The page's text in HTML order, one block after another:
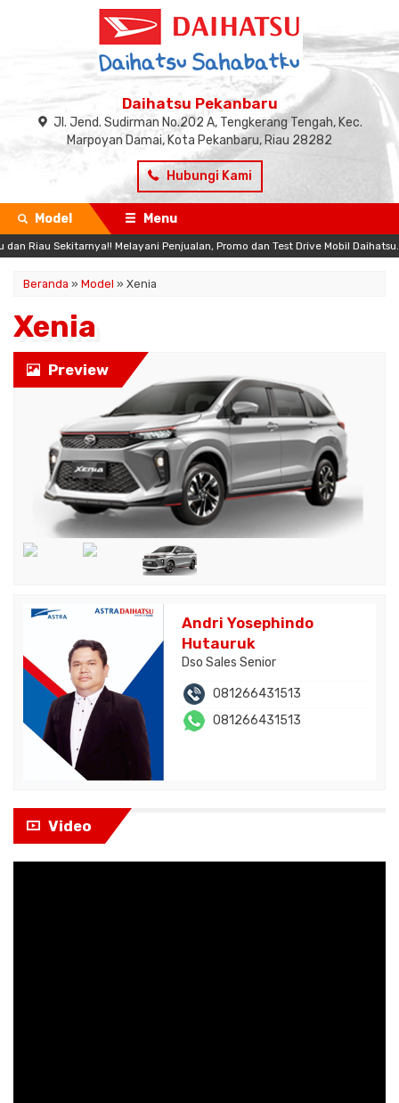
Daihatsu Pekanbaru
Jl. Jend. Sudirman No.202 A, Tengkerang Tengah, Kec.
Marpoyan Damai, Kota Pekanbaru, Riau 28282
Hubungi Kami
Model Menu
Sekitarnya!! Melayani Penjualan, Promo dan Test Drive Mobil Daihatsu.
Beranda » Model » Xenia
Xenia
Preview
Andri Yosephindo
Hutauruk
Dso Sales Senior
081266431513
081266431513
Video